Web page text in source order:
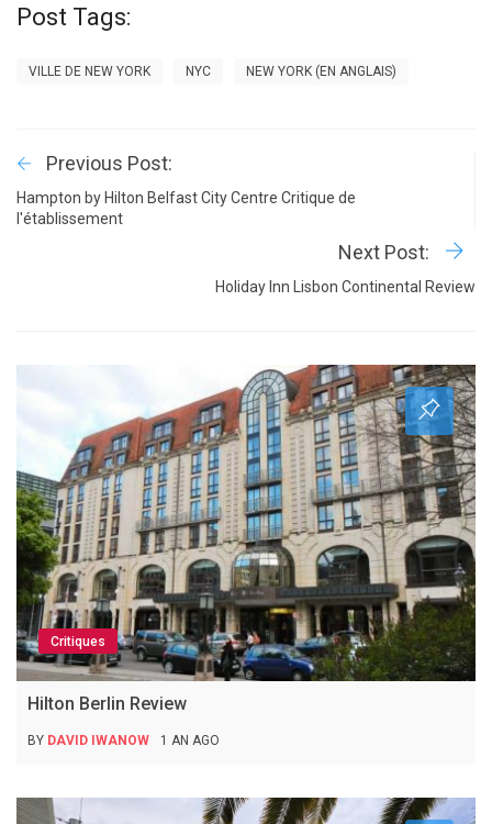
Post Tags:
VILLE DE NEW YORK NYC NEW YORK (EN ANGLAIS)
Previous Post:
Hampton by Hilton Belfast City Centre Critique de
l'établissement
Next Post:
Holiday Inn Lisbon Continental Review
Critiques
Hilton Berlin Review
BY DAVID IWANOW 1 AN AGO